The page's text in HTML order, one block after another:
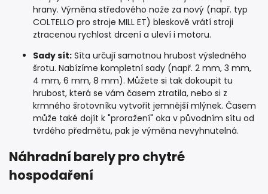
hrany. Výměna středového nože za nový (např. typ
COLTELLO pro stroje MILL ET) bleskově vrátí stroji
ztracenou rychlost drcení a uleví i motoru.
Sady sít: Síta určují samotnou hrubost výsledného
šrotu. Nabízíme kompletní sady (např. 2 mm, 3 mm,
4 mm, 6 mm, 8 mm). Můžete si tak dokoupit tu
hrubost, která se vám časem ztratila, nebo si z
krmného šrotovníku vytvořit jemnější mlýnek. Časem
může také dojít k "proražení" oka v původním sítu od
tvrdého předmětu, pak je výměna nevyhnutelná.
Náhradní barely pro chytré
hospodaření